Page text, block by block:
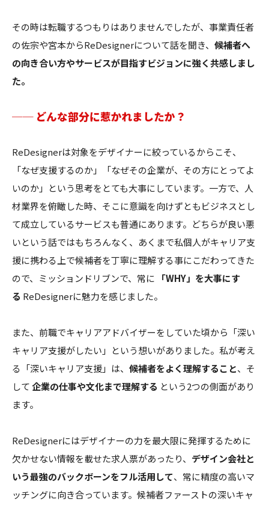
その時は転職するつもりはありませんでしたが、事業責任者
の佐宗や宮本からReDesignerについて話を聞き、 候補者へ
の向き合い方やサービスが目指すビジョンに強く共感しまし
た。
── どんな部分に惹かれましたか？
ReDesignerは対象をデザイナーに絞っているからこそ、
「なぜ支援するのか」「なぜその企業が、その方にとってよ
いのか」という思考をとても大事にしています。一方で、人
材業界を俯瞰した時、そこに意識を向けずともビジネスとし
て成立しているサービスも普通にあります。どちらが良い悪
いという話ではもちろんなく、あくまで私個人がキャリア支
援に携わる上で候補者を丁寧に理解する事にこだわってきた
ので、ミッションドリブンで、常に
「WHY」を大事にす
る ReDesignerに魅力を感じました。
また、前職でキャリアアドバイザーをしていた頃から「深い
キャリア支援がしたい」という想いがありました。私が考え
る「深いキャリア支援」は、 候補者をよく理解すること、そ
して企業の仕事や文化まで理解する という2つの側面があり
ます。
ReDesignerにはデザイナーの力を最大限に発揮するために
欠かせない情報を載せた求人票があったり、 デザイン会社と
いう最強のバックボーンをフル活用して、常に精度の高いマ
ッチングに向き合っています。候補者ファーストの深いキャ